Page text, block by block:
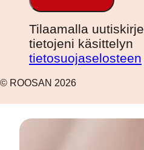
Tilaamalla
tietojeni käsittelyn
tietosuojaselosteen
© ROOSAN 2026